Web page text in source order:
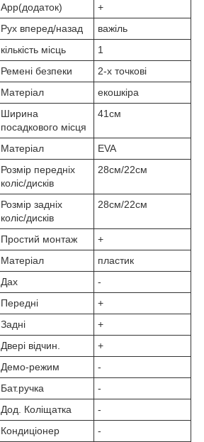
App(додаток)
+
Рух вперед/назад
важіль
кількість місць
1
Ремені безпеки
2-х точкові
Матеріал
екошкіра
Ширина
посадкового місця
41см
Матеріал
EVA
Розмір передніх
коліс/дисків
28см/22см
Розмір задніх
коліс/дисків
28см/22см
Простий монтаж
+
Матеріал
пластик
Дах
-
Передні
+
Задні
+
Двері відчин.
+
Демо-режим
-
Бат.ручка
-
Дод. Коліщатка
-
Кондиціонер
-